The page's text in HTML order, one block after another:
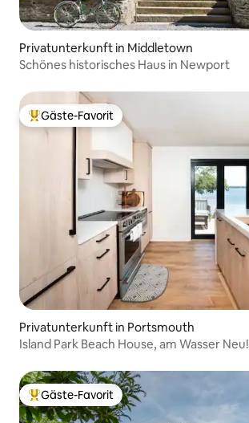
Privatunterkunft in Middletown
Schönes historisches Haus in Newport
Beliebter Gäste-Favorit.
Gäste-Favorit
Privatunterkunft in Portsmouth
Island Park Beach House, am Wasser Neu!
Beliebter Gäste-Favorit.
Gäste-Favorit